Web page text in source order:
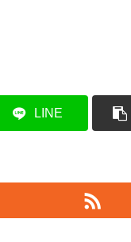
LINE